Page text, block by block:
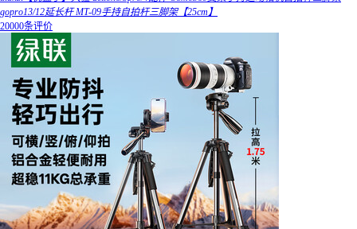
gopro13/12延长杆 MT-09手持自拍杆三脚架【25cm】
20000条评价